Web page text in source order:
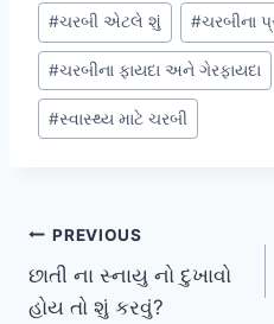
#ચરબી એટલે શું #ચરબીના
#ચરબીના ફાયદા અને ગેરફાયદા
#સ્વાસ્થ્ય માટે ચરબી
Post
navigation
PREVIOUS
છાતી ના સ્નાયુ નો દુખાવો
હોય તો શું કરવું?